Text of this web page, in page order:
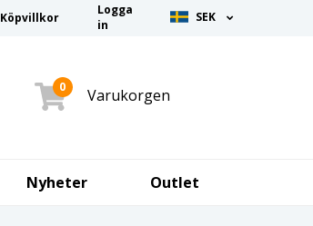
Köpvillkor
Logga
in
SEK
0 Varukorgen
Nyheter Outlet